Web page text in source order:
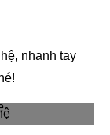
nhanh tay